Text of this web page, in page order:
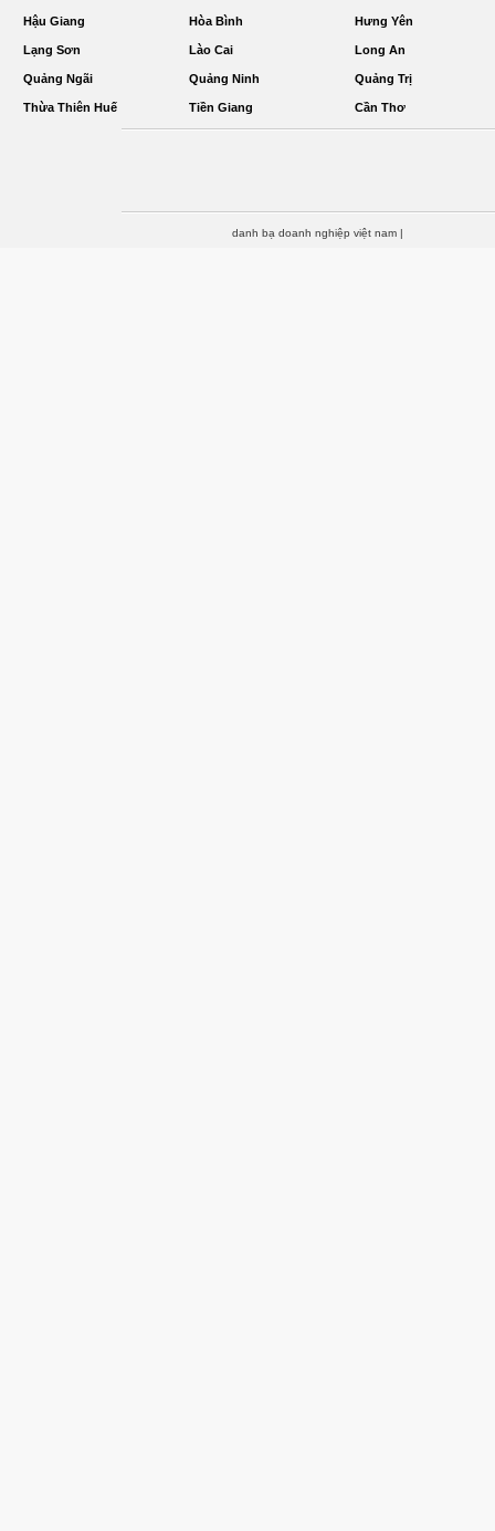
Hậu Giang Hòa Bình Hưng Yên
Lạng Sơn Lào Cai Long An
Quảng Ngãi Quảng Ninh Quảng Trị
Thừa Thiên Huế Tiền Giang Cần Thơ
danh bạ doanh nghiệp việt nam |